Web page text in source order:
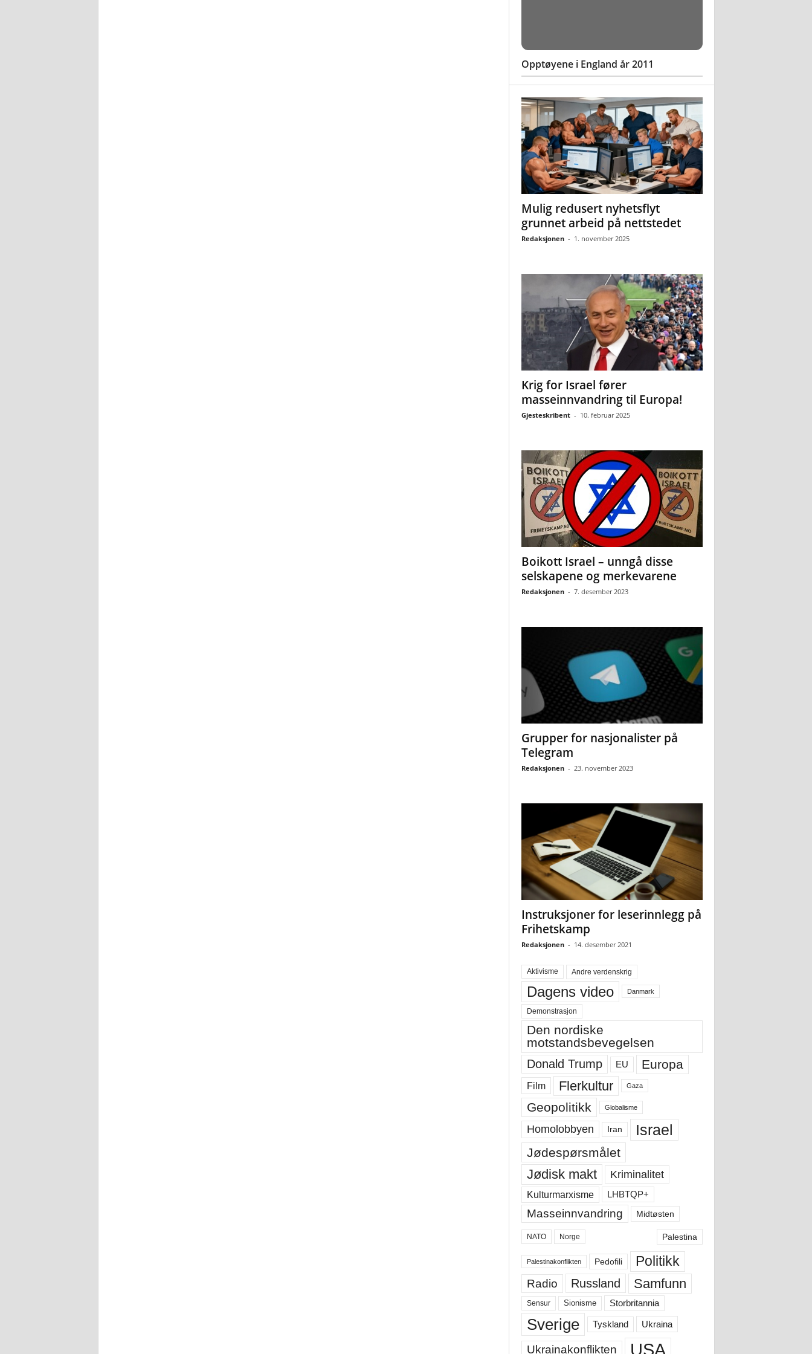
Opptøyene i England år 2011
Mulig redusert nyhetsflyt
grunnet arbeid på nettstedet
Redaksjonen - 1. november 2025
Krig for Israel fører
masseinnvandring til Europa!
Gjesteskribent - 10. februar 2025
Boikott Israel – unngå disse
selskapene og merkevarene
Redaksjonen - 7. desember 2023
Grupper for nasjonalister på
Telegram
Redaksjonen - 23. november 2023
Instruksjoner for leserinnlegg på
Frihetskamp
Redaksjonen - 14. desember 2021
Aktivisme Andre verdenskrig
Dagens video Danmark
Demonstrasjon
Den nordiske
motstandsbevegelsen
Donald Trump EU Europa
Film Flerkultur Gaza
Geopolitikk Globalisme
Homolobbyen Iran Israel
Jødespørsmålet
Jødisk makt Kriminalitet
Kulturmarxisme LHBTQP+
Masseinnvandring Midtøsten
NATO Norge Palestina
Palestinakonflikten Pedofili Politikk
Radio Russland Samfunn
Sensur Sionisme Storbritannia
Sverige Tyskland Ukraina
Ukrainakonflikten USA